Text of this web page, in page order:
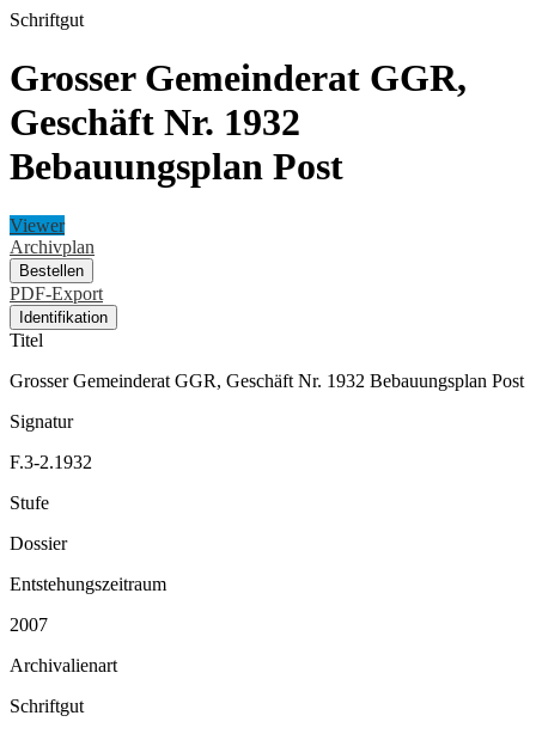
Schriftgut
Grosser Gemeinderat GGR,
Geschäft Nr. 1932
Bebauungsplan Post
Viewer
Archivplan
Bestellen
PDF-Export
Identifikation
Titel
Grosser Gemeinderat GGR, Geschäft Nr. 1932 Bebauungsplan Post
Signatur
F.3-2.1932
Stufe
Dossier
Entstehungszeitraum
2007
Archivalienart
Schriftgut